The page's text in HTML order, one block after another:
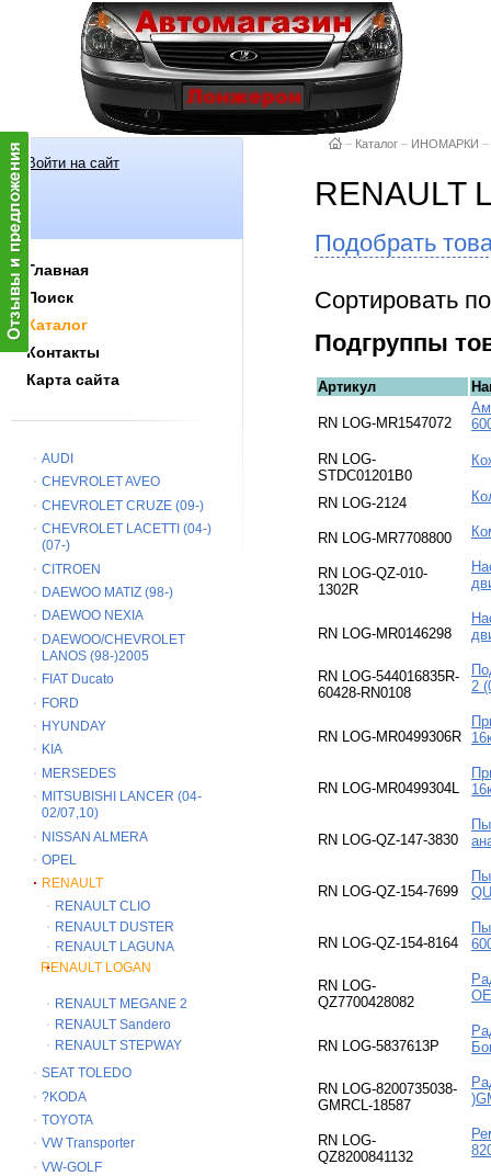
Войти на сайт
Главная
Поиск
Каталог
Контакты
Карта сайта
AUDI
CHEVROLET AVEO
CHEVROLET CRUZE (09-)
CHEVROLET LACETTI (04-)
(07-)
CITROEN
DAEWOO MATIZ (98-)
DAEWOO NEXIA
DAEWOO/CHEVROLET
LANOS (98-)2005
FIAT Ducato
FORD
HYUNDAY
KIA
MERSEDES
MITSUBISHI LANCER (04-
02/07,10)
NISSAN ALMERA
OPEL
RENAULT
RENAULT CLIO
RENAULT DUSTER
RENAULT LAGUNA
RENAULT LOGAN
RENAULT MEGANE 2
RENAULT Sandero
RENAULT STEPWAY
SEAT TOLEDO
?KODA
TOYOTA
VW Transporter
VW-GOLF
– Каталог – ИНОМАРКИ –
RENAULT
Подобрать
Сортировать
Подгруппы
Артикул
RN LOG-MR1547072
RN LOG-
STDC01201B0
RN LOG-2124
RN LOG-MR7708800
RN LOG-QZ-010-
1302R
RN LOG-MR0146298
RN LOG-544016835R-
60428-RN0108
2
RN LOG-MR0499306R
RN LOG-MR0499304L
RN LOG-QZ-147-3830
RN LOG-QZ-154-7699
RN LOG-QZ-154-8164
RN LOG-
QZ7700428082
RN LOG-5837613P
RN LOG-8200735038-
GMRCL-18587
RN LOG-
QZ8200841132